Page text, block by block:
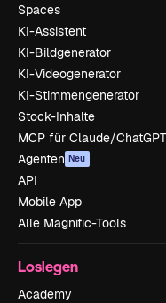
Spaces
KI-Assistent
KI-Bildgenerator
KI-Videogenerator
KI-Stimmengenerator
Stock-Inhalte
MCP für Claude/ChatGPT
Agenten Neu
API
Mobile App
Alle Magnific-Tools
Loslegen
Academy